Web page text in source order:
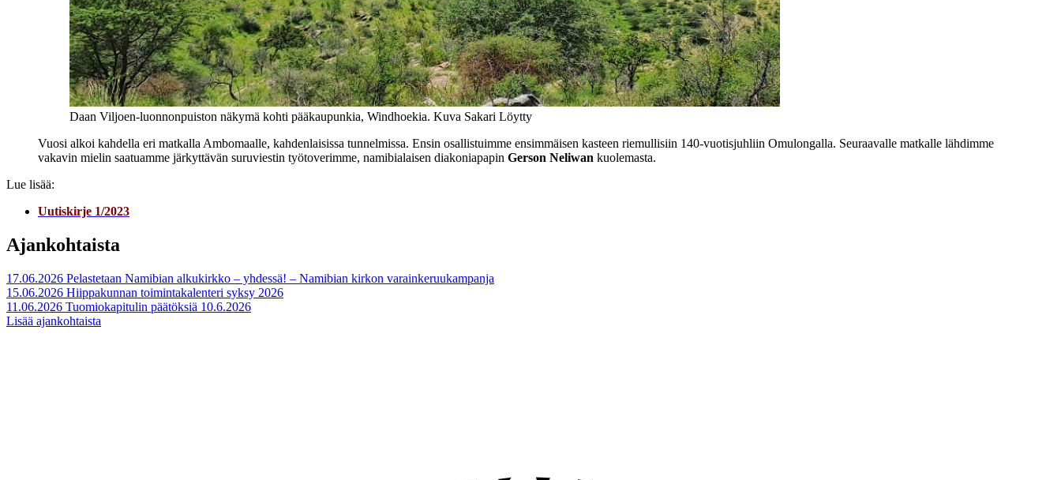
Daan Viljoen-luonnonpuiston näkymä kohti pääkaupunkia, Windhoekia. Kuva Sakari Löytty
Vuosi alkoi kahdella eri matkalla Ambomaalle, kahdenlaisissa tunnelmissa. Ensin osallistuimme ensimmäisen kasteen riemullisiin 140-vuotisjuhliin Omulongalla. Seuraavalle matkalle lähdimme
vakavin mielin saatuamme järkyttävän suruviestin työtoverimme, namibialaisen diakoniapapin Gerson Neliwan kuolemasta.
Lue lisää:
Uutiskirje 1/2023
Ajankohtaista
17.06.2026 Pelastetaan Namibian alkukirkko – yhdessä! – Namibian kirkon varainkeruukampanja
15.06.2026 Hiippakunnan toimintakalenteri syksy 2026
11.06.2026 Tuomiokapitulin päätöksiä 10.6.2026
Lisää ajankohtaista